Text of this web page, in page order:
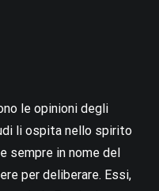
le opinioni degli
li ospita nello spirito
sempre in nome del
per deliberare. Essi,